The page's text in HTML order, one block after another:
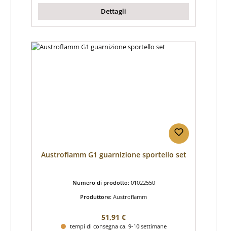
Dettagli
Austroflamm G1 guarnizione sportello set
Numero di prodotto: 01022550
Produttore: Austroflamm
Prezzo normale:
51,91 €
tempi di consegna ca. 9-10 settimane